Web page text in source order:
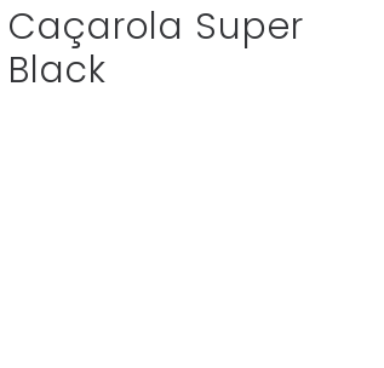
Caçarola Super
Black